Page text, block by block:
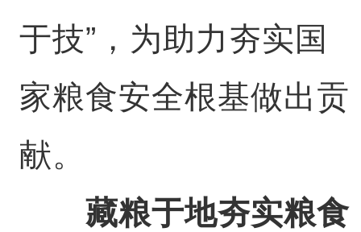
于技”，为助力夯实国
家粮食安全根基做出贡
献。
藏粮于地夯实粮食